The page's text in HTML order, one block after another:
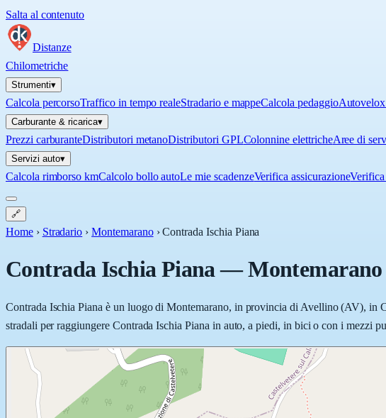
Salta al contenuto
Distanze
Chilometriche
Strumenti▾
Calcola percorsoTraffico in tempo realeStradario e mappeCalcola pedaggio
Carburante & ricarica▾
Prezzi carburanteDistributori metanoDistributori GPLColonnine elettricheAree di
Servizi auto▾
Calcola rimborso kmCalcolo bollo autoLe mie scadenzeVerifica assicurazione
🔗
Home › Stradario › Montemarano ›Contrada Ischia Piana
Contrada Ischia Piana—Montemarano
Contrada Ischia Piana è un luogo di Montemarano, in provincia di Avellino (AV), in
stradali per raggiungere Contrada Ischia Piana in auto, a piedi, in bici o con i mezzi